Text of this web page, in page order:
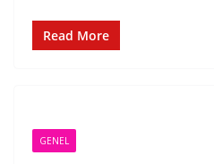
Read More
GENEL